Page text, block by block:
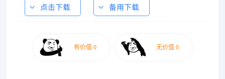
点击下载 备用下载